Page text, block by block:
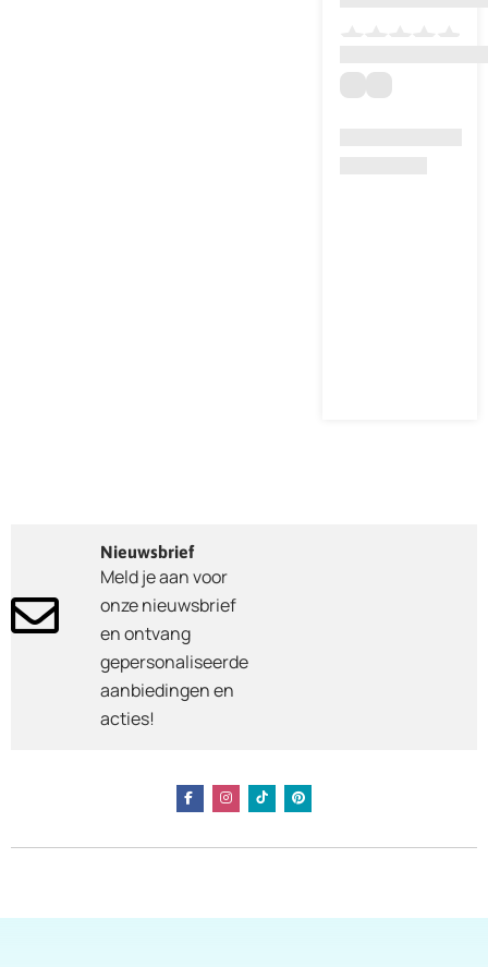
Nieuwsbrief
Meld je aan voor
onze nieuwsbrief
en ontvang
gepersonaliseerde
aanbiedingen en
acties!